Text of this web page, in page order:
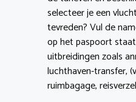
selecteer je een
tevreden? Vul de
op het paspoort
uitbreidingen zoals
luchthaven-transfer,
ruimbagage,